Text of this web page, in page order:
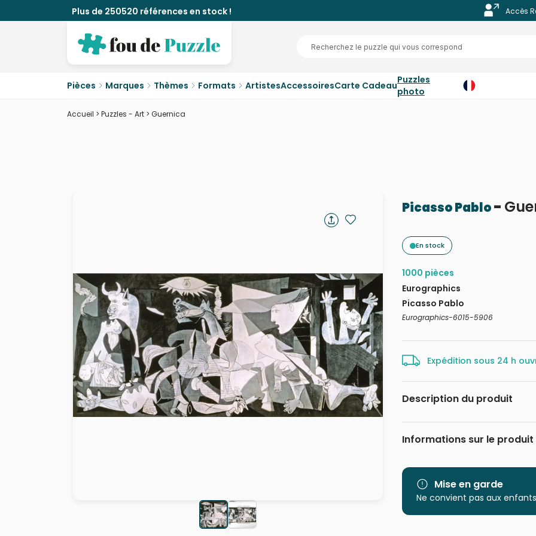
Plus de 250520 références en stock ! Accès
Pièces Marques Thèmes Formats ArtistesAccessoiresCarte CadeauPuzzles
photo
Accueil > Puzzles - Art > Guernica
Picasso Pablo-
En stock
1000 pièces
Eurographics
Picasso Pablo
Eurographics-6015-5906
Expédition sous 24 h
Description du produit
Pablo Picasso
Plongez dans l'univers puissant
panoramique Eurographics de
horreurs de la guerre. En
découvrirez la scène
basque espagnole, lors de la
Eurographics Guernica est plus
artistique et historique
Informations sur le produit
Catégorie
Age
Mise en garde
Ne convient pas aux